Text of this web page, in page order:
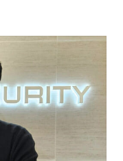
서비스형 피싱 공격, Phi
폼이 사용된 것으로 추
합니다. 공격 개요 및 유
년 4~5월을 전후하여 자
학 소재, IT/광통신 장비,
/SW 등 다양한 산업군
적으로 삼았습니다. 공격